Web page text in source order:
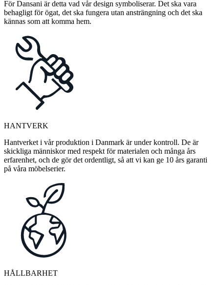
För Dansani är detta vad vår design symboliserar. Det ska vara
behagligt för ögat, det ska fungera utan ansträngning och det ska
kännas som att komma hem.
HANTVERK
Hantverket i vår produktion i Danmark är under kontroll. De är
skickliga människor med respekt för materialen och många års
erfarenhet, och de gör det ordentligt, så att vi kan ge 10 års garanti
på våra möbelserier.
HÅLLBARHET